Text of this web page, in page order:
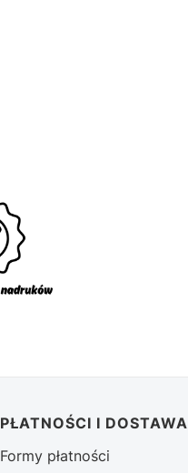
PŁATNOŚCI I DOSTAWA
Formy płatności